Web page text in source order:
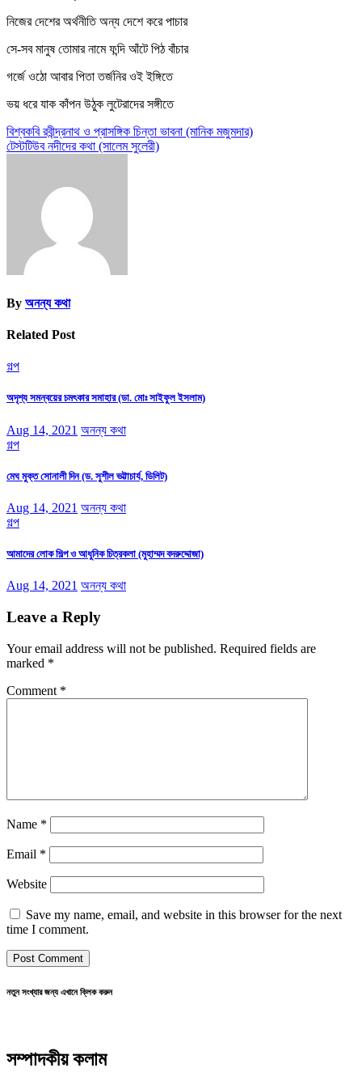
নিজের দেশের অর্থনীতি অন্য দেশে করে পাচার
সে-সব মানুষ তোমার নামে ফন্দি আঁটে পিঠ বাঁচার
গর্জে ওঠো আবার পিতা তর্জনির ওই ইঙ্গিতে
ভয় ধরে যাক কাঁপন উঠুক লুটেরাদের সঙ্গীতে
Post
navigation
বিশ্বকবি রবীন্দ্রনাথ ও প্রাসঙ্গিক চিন্তা ভাবনা (মানিক মজুমদার)
টেস্টটিউব নদীদের কথা (সালেম সুলেরী)
By অনন্য কথা
Related Post
গল্প
অদৃশ্য সমন্বয়ের চমৎকার সমাহার (ডা. মোঃ সাইফুল ইসলাম)
Aug 14, 2021 অনন্য কথা
গল্প
মেঘ মুক্ত সোনালী দিন (ড. সুশীল ভট্টাচার্য, ডিলিট)
Aug 14, 2021 অনন্য কথা
গল্প
আমাদের লোক শিল্প ও আধুনিক চিত্রকলা (মুহাম্মদ বদরুদ্দোজা)
Aug 14, 2021 অনন্য কথা
Leave a Reply
Your email address will not be published. Required fields are
marked *
Comment *
Name *
Email *
Website
Save my name, email, and website in this browser for the next
time I comment.
নতুন সংখ্যার জন্য এখানে ক্লিক করুন
সম্পাদকীয় কলাম